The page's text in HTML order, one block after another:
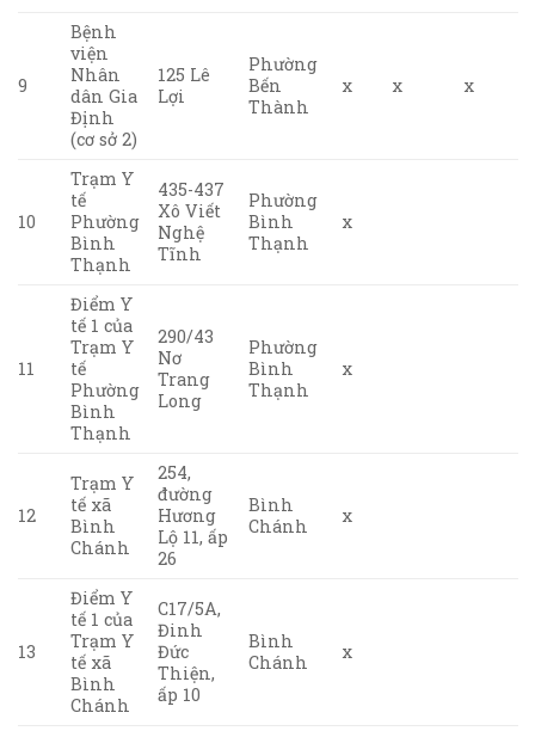
9
Bệnh
viện
Nhân
dân Gia
Định
(cơ sở 2)
125 Lê
Lợi
Phường
Bến
Thành
x x x
10
Trạm Y
tế
Phường
Bình
Thạnh
435-437
Xô Viết
Nghệ
Tĩnh
Phường
Bình
Thạnh
x
11
Điểm Y
tế 1 của
Trạm Y
tế
Phường
Bình
Thạnh
290/43
Nơ
Trang
Long
Phường
Bình
Thạnh
x
12
Trạm Y
tế xã
Bình
Chánh
254,
đường
Hương
Lộ 11, ấp
26
Bình
Chánh
x
13
Điểm Y
tế 1 của
Trạm Y
tế xã
Bình
Chánh
C17/5A,
Đinh
Đức
Thiện,
ấp 10
Bình
Chánh
x